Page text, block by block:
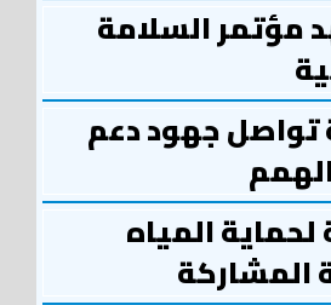
مؤتمر السلامة
تواصل جهود دعم
المياه
المشاركة